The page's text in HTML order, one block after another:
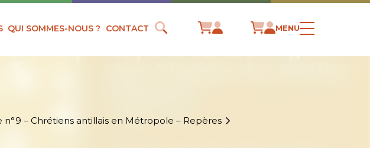
QUI SOMMES-NOUS ? CONTACT MENU
n°9 – Chrétiens antillais en Métropole – Repères